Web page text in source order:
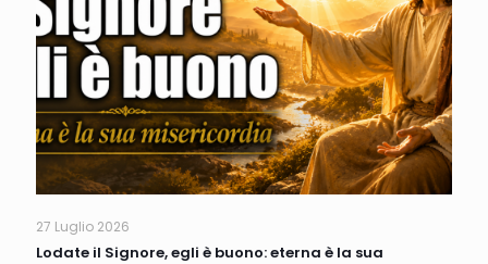
27 Luglio 2026
Lodate il Signore, egli è buono: eterna è la sua